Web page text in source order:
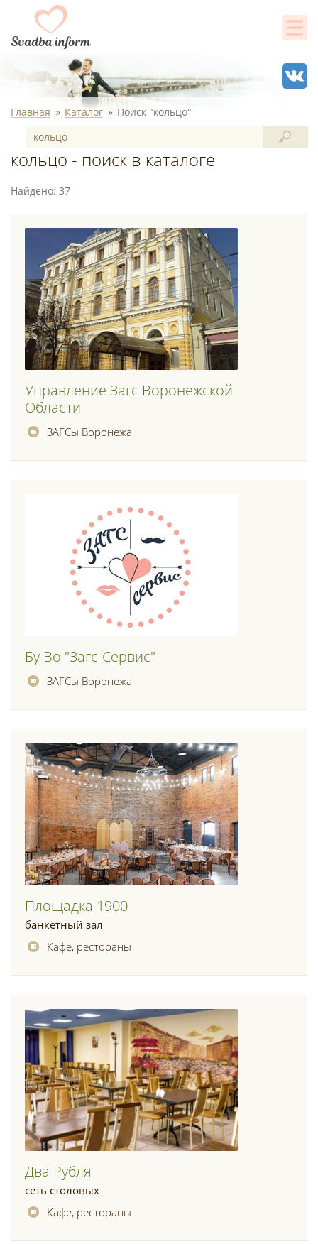
Главная Каталог Поиск "кольцо"
кольцо - поиск в каталоге
Найдено: 37
Управление Загс Воронежской
Области
ЗАГСы Воронежа
Бу Во "загс-Сервис"
ЗАГСы Воронежа
Площадка 1900
банкетный зал
Кафе, рестораны
Два Рубля
сеть столовых
Кафе, рестораны